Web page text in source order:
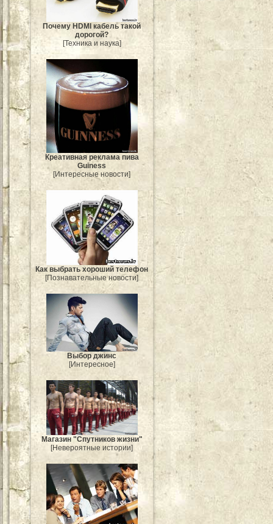
Почему HDMI кабель такой
дорогой?
[Техника и наука]
Креативная реклама пива
Guiness
[Интересные новости]
Как выбрать хороший телефон
[Познавательные новости]
Выбор джинс
[Интересное]
Магазин "Спутников жизни"
[Невероятные истории]